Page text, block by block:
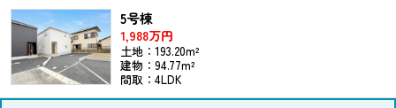
5号棟
1,988万円
土地：193.20m²
建物：94.77m²
間取：4LDK